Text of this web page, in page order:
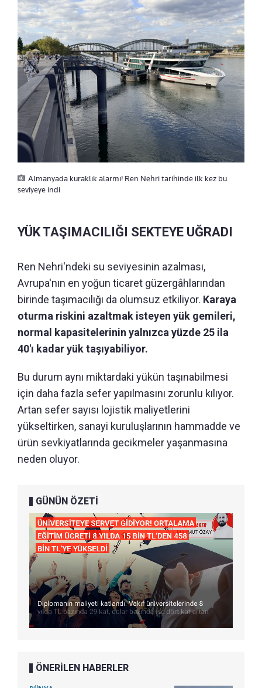
Almanyada kuraklık alarmı! Ren Nehri tarihinde ilk kez bu
seviyeye indi
YÜK TAŞIMACILIĞI SEKTEYE UĞRADI
Ren Nehri'ndeki su seviyesinin azalması,
Avrupa'nın en yoğun ticaret güzergâhlarından
birinde taşımacılığı da olumsuz etkiliyor. Karaya
oturma riskini azaltmak isteyen yük gemileri,
normal kapasitelerinin yalnızca yüzde 25 ila
40'ı kadar yük taşıyabiliyor.
Bu durum aynı miktardaki yükün taşınabilmesi
için daha fazla sefer yapılmasını zorunlu kılıyor.
Artan sefer sayısı lojistik maliyetlerini
yükseltirken, sanayi kuruluşlarının hammadde ve
ürün sevkiyatlarında gecikmeler yaşanmasına
neden oluyor.
GÜNÜN ÖZETİ
ÖNERİLEN HABERLER